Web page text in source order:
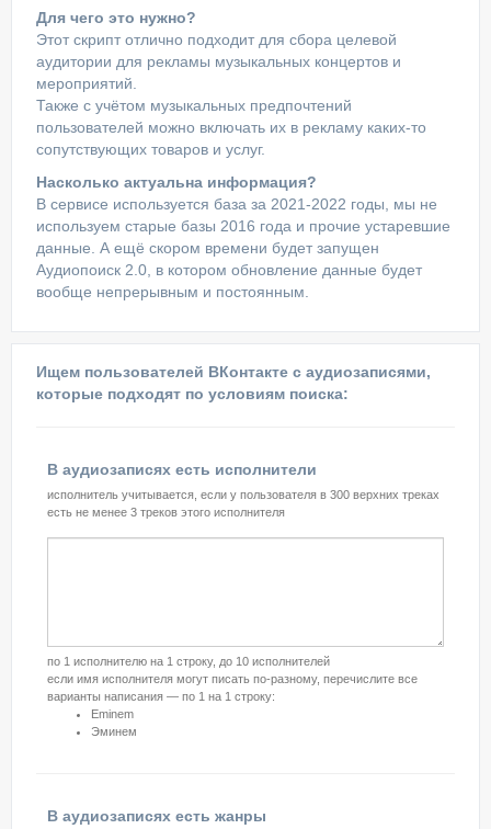
Для чего это нужно?
Этот скрипт отлично подходит для сбора целевой
аудитории для рекламы музыкальных концертов и
мероприятий.
Также с учётом музыкальных предпочтений
пользователей можно включать их в рекламу каких-то
сопутствующих товаров и услуг.
Насколько актуальна информация?
В сервисе используется база за 2021-2022 годы, мы не
используем старые базы 2016 года и прочие устаревшие
данные. А ещё скором времени будет запущен
Аудиопоиск 2.0, в котором обновление данные будет
вообще непрерывным и постоянным.
Ищем пользователей ВКонтакте с аудиозаписями,
которые подходят по условиям поиска:
В аудиозаписях есть исполнители
исполнитель учитывается, если у пользователя в 300 верхних треках
есть не менее 3 треков этого исполнителя
по 1 исполнителю на 1 строку, до 10 исполнителей
если имя исполнителя могут писать по-разному, перечислите все
варианты написания — по 1 на 1 строку:
Eminem
Эминем
В аудиозаписях есть жанры